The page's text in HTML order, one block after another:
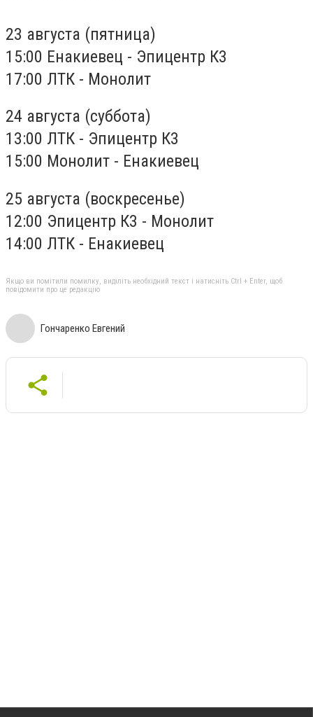
23 августа (пятница)
15:00 Енакиевец - Эпицентр К3
17:00 ЛТК - Монолит
24 августа (суббота)
13:00 ЛТК - Эпицентр К3
15:00 Монолит - Енакиевец
25 августа (воскресенье)
12:00 Эпицентр К3 - Монолит
14:00 ЛТК - Енакиевец
Якщо ви помітили помилку, виділіть необхідний текст і натисніть Ctrl + Enter, щоб
повідомити про це редакцію
Гончаренко Евгений